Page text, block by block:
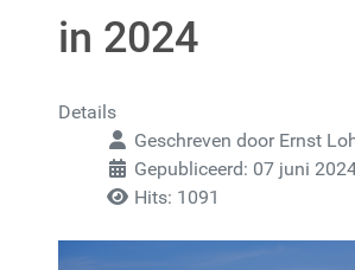
in 2024
Details
Geschreven door Ernst
Gepubliceerd: 07 juni
Hits: 1091